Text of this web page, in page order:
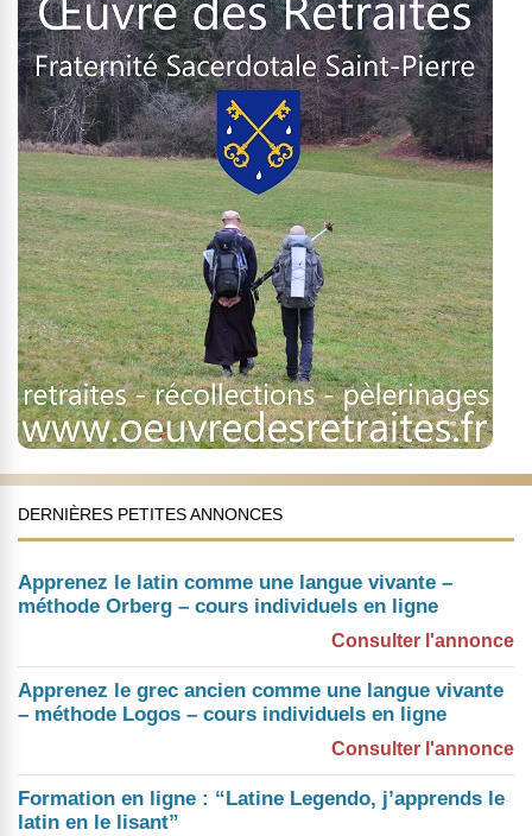
DERNIÈRES PETITES ANNONCES
Apprenez le latin comme une langue vivante –
méthode Orberg – cours individuels en ligne
Consulter l'annonce
Apprenez le grec ancien comme une langue vivante
– méthode Logos – cours individuels en ligne
Consulter l'annonce
Formation en ligne : “Latine Legendo, j’apprends le
latin en le lisant”